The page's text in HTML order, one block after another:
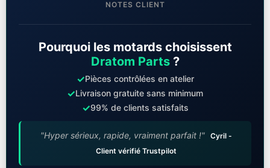
NOTES CLIENT
Pourquoi les motards choisissent
Dratom Parts?
✓Pièces contrôlées en atelier
✓Livraison gratuite sans minimum
✓99% de clients satisfaits
"Hyper sérieux, rapide, vraiment parfait !" Cyril -
Client vérifié Trustpilot